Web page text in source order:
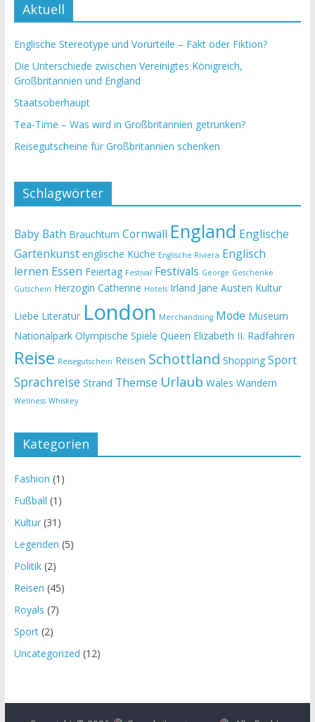
Aktuell
Englische Stereotype und Vorurteile – Fakt oder Fiktion?
Die Unterschiede zwischen Vereinigtes Königreich,
Großbritannien und England
Staatsoberhaupt
Tea-Time – Was wird in Großbritannien getrunken?
Reisegutscheine für Großbritannien schenken
Schlagwörter
Baby Bath Brauchtum Cornwall England Englische
Gartenkunst englische Küche Englische Riviera Englisch
lernen Essen Feiertag Festival Festivals George Geschenke
Gutschein Herzogin Catherine Hotels Irland Jane Austen Kultur
Liebe Literatur London Merchandising Mode Museum
Nationalpark Olympische Spiele Queen Elizabeth II. Radfahren
Reise Reisegutschein Reisen Schottland Shopping Sport
Sprachreise Strand Themse Urlaub Wales Wandern
Wellness Whiskey
Kategorien
Fashion (1)
Fußball (1)
Kultur(31)
Legenden (5)
Politik(2)
Reisen (45)
Royals (7)
Sport(2)
Uncategorized (12)